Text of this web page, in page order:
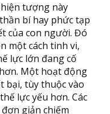
tượng này
bí hay phức tạp
của con người. Đó
một cách tinh vi,
lực lớn đang cố
Một hoạt động
bại, tùy thuộc vào
lực yếu hơn. Các
giản chiếm